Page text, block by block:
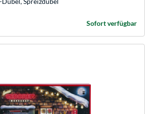
Sofort verfügbar